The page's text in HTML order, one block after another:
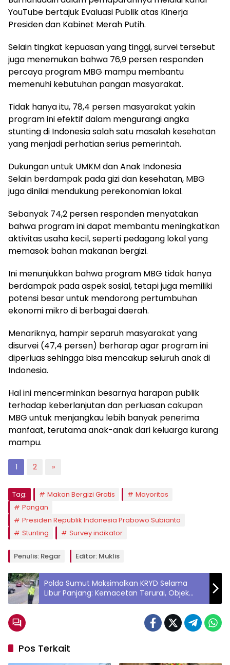
YouTube bertajuk Evaluasi Publik atas Kinerja
Presiden dan Kabinet Merah Putih.
Selain tingkat kepuasan yang tinggi, survei tersebut
juga menemukan bahwa 76,9 persen responden
percaya program MBG mampu membantu
memenuhi kebutuhan pangan masyarakat.
Tidak hanya itu, 78,4 persen masyarakat yakin
program ini efektif dalam mengurangi angka
stunting di Indonesia salah satu masalah kesehatan
yang menjadi perhatian serius pemerintah.
Dukungan untuk UMKM dan Anak Indonesia
Selain berdampak pada gizi dan kesehatan, MBG
juga dinilai mendukung perekonomian lokal.
Sebanyak 74,2 persen responden menyatakan
bahwa program ini dapat membantu meningkatkan
aktivitas usaha kecil, seperti pedagang lokal yang
memasok bahan makanan bergizi.
Ini menunjukkan bahwa program MBG tidak hanya
berdampak pada aspek sosial, tetapi juga memiliki
potensi besar untuk mendorong pertumbuhan
ekonomi mikro di berbagai daerah.
Menariknya, hampir separuh masyarakat yang
disurvei (47,4 persen) berharap agar program ini
diperluas sehingga bisa mencakup seluruh anak di
Indonesia.
Hal ini mencerminkan besarnya harapan publik
terhadap keberlanjutan dan perluasan cakupan
MBG untuk menjangkau lebih banyak penerima
manfaat, terutama anak-anak dari keluarga kurang
mampu.
1 2 »
Tag: Makan Bergizi Gratis
Mayoritas
Pangan
Presiden Republik Indonesia Prabowo Subianto
Stunting
Survey indikator
Penulis: Regar Editor: Muklis
Polda Sumut Maksimalkan KRYD Selama
Libur Panjang: Kemacetan Terurai, Objek
Wisata Aman, dan Kamtibmas Kondusif
Pos Terkait